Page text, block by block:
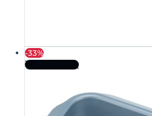
-33%
До кошика